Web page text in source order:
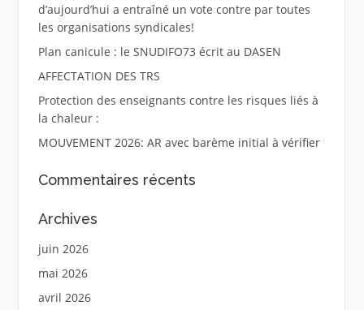
d’aujourd’hui a entraîné un vote contre par toutes
les organisations syndicales!
Plan canicule : le SNUDIFO73 écrit au DASEN
AFFECTATION DES TRS
Protection des enseignants contre les risques liés à
la chaleur :
MOUVEMENT 2026: AR avec barème initial à vérifier
Commentaires récents
Archives
juin 2026
mai 2026
avril 2026